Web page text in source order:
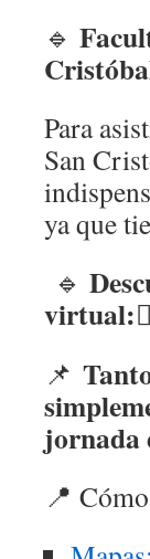
🔹
Para
San
ya que
🔹
virtual:
📌
jornada
📍